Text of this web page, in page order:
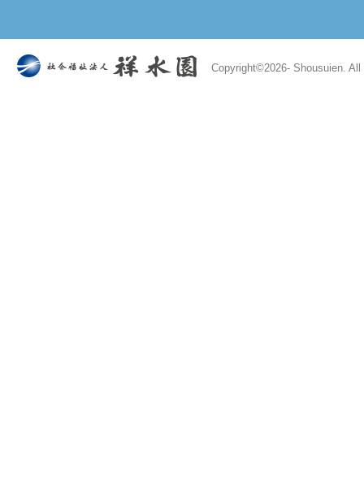
Copyright©2026- Shousuien.